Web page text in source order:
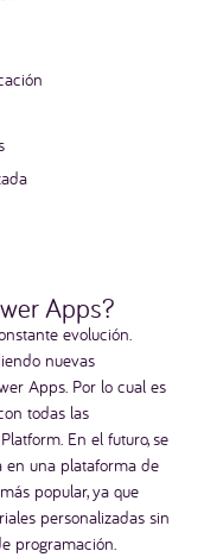
Apps?
evolución.
nuevas
Apps. Por lo cual es
todas las
En el futuro, se
en una plataforma de
popular, ya que
personalizadas sin
programación.